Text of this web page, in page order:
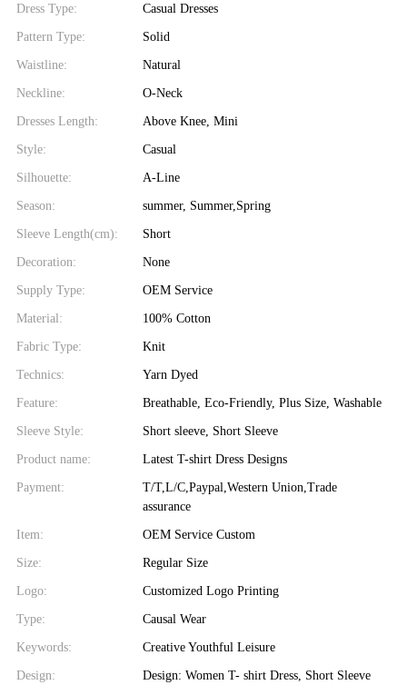
Dress Type: Casual Dresses
Pattern Type: Solid
Waistline: Natural
Neckline: O-Neck
Dresses Length: Above Knee, Mini
Style: Casual
Silhouette: A-Line
Season: summer, Summer,Spring
Sleeve Length(cm): Short
Decoration: None
Supply Type: OEM Service
Material: 100% Cotton
Fabric Type: Knit
Technics: Yarn Dyed
Feature: Breathable, Eco-Friendly, Plus Size, Washable
Sleeve Style: Short sleeve, Short Sleeve
Product name: Latest T-shirt Dress Designs
Payment:
T/T,L/C,Paypal,Western Union,Trade
assurance
Item: OEM Service Custom
Size: Regular Size
Logo: Customized Logo Printing
Type: Causal Wear
Keywords: Creative Youthful Leisure
Design: Design: Women T- shirt Dress, Short Sleeve